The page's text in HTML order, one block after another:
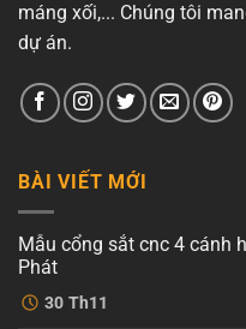
máng xối,... Chúng tôi
dự án.
BÀI VIẾT MỚI
30 Th11
Mẫu cổng sắt cnc 4 cánh
Phát
Không
có